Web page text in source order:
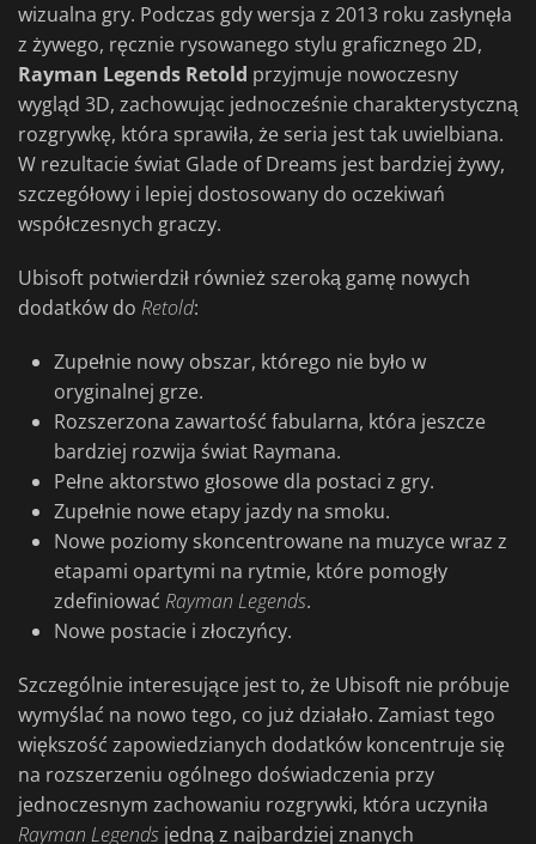
wizualna gry. Podczas gdy wersja z 2013 roku zasłynęła
z żywego, ręcznie rysowanego stylu graficznego 2D,
Rayman Legends Retold przyjmuje nowoczesny
wygląd 3D, zachowując jednocześnie charakterystyczną
rozgrywkę, która sprawiła, że seria jest tak uwielbiana.
W rezultacie świat Glade of Dreams jest bardziej żywy,
szczegółowy i lepiej dostosowany do oczekiwań
współczesnych graczy.
Ubisoft potwierdził również szeroką gamę nowych
dodatków do Retold:
Zupełnie nowy obszar, którego nie było w
oryginalnej grze.
Rozszerzona zawartość fabularna, która jeszcze
bardziej rozwija świat Raymana.
Pełne aktorstwo głosowe dla postaci z gry.
Zupełnie nowe etapy jazdy na smoku.
Nowe poziomy skoncentrowane na muzyce wraz z
etapami opartymi na rytmie, które pomogły
zdefiniować Rayman Legends.
Nowe postacie i złoczyńcy.
Szczególnie interesujące jest to, że Ubisoft nie próbuje
wymyślać na nowo tego, co już działało. Zamiast tego
większość zapowiedzianych dodatków koncentruje się
na rozszerzeniu ogólnego doświadczenia przy
jednoczesnym zachowaniu rozgrywki, która uczyniła
Rayman Legends jedną z najbardziej znanych